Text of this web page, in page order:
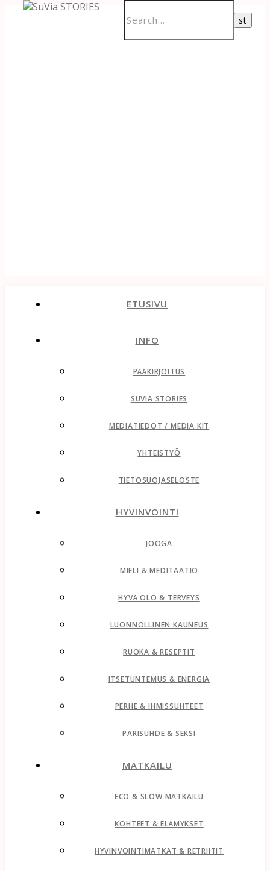
ETUSIVU
INFO
PÄÄKIRJOITUS
SUVIA STORIES
MEDIATIEDOT / MEDIA KIT
YHTEISTYÖ
TIETOSUOJASELOSTE
HYVINVOINTI
JOOGA
MIELI & MEDITAATIO
HYVÄ OLO & TERVEYS
LUONNOLLINEN KAUNEUS
RUOKA & RESEPTIT
ITSETUNTEMUS & ENERGIA
PERHE & IHMISSUHTEET
PARISUHDE & SEKSI
MATKAILU
ECO & SLOW MATKAILU
KOHTEET & ELÄMYKSET
HYVINVOINTIMATKAT & RETRIITIT